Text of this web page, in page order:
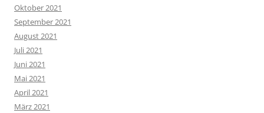
Oktober 2021
September 2021
August 2021
Juli 2021
Juni 2021
Mai 2021
April 2021
März 2021